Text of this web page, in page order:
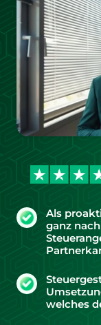
Als
ganz
welches